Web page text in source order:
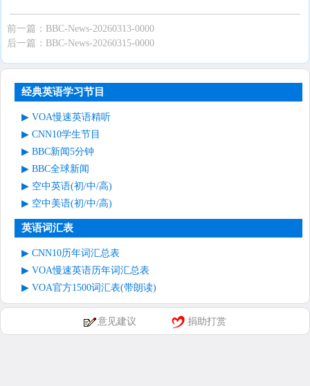
前一篇： BBC-News-20260313-0000
后一篇： BBC-News-20260315-0000
经典英语学习节目
VOA慢速英语精听
CNN10学生节目
BBC新闻5分钟
BBC全球新闻
空中英语(初/中/高)
空中美语(初/中/高)
英语词汇表
CNN10历年词汇总表
VOA慢速英语历年词汇总表
VOA官方1500词汇表(带朗读)
意见建议 捐助打赏